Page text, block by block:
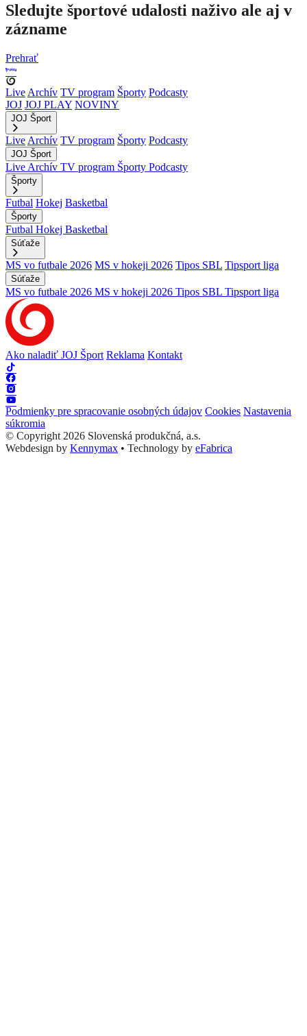
Sledujte športové udalosti naživo ale aj v
zázname
Prehrať
Live Archív TV program Športy Podcasty
JOJ JOJ PLAY NOVINY
JOJ Šport
Live Archív TV program Športy Podcasty
JOJ Šport
Live Archív TV program Športy Podcasty
Športy
Futbal Hokej Basketbal
Športy
Futbal Hokej Basketbal
Súťaže
MS vo futbale 2026 MS v hokeji 2026 Tipos SBL Tipsport liga
Súťaže
MS vo futbale 2026 MS v hokeji 2026 Tipos SBL Tipsport liga
Ako naladiť JOJ Šport Reklama Kontakt
Podmienky pre spracovanie osobných údajov Cookies Nastavenia
súkromia
© Copyright 2026 Slovenská produkčná, a.s.
Webdesign by Kennymax • Technology by eFabrica